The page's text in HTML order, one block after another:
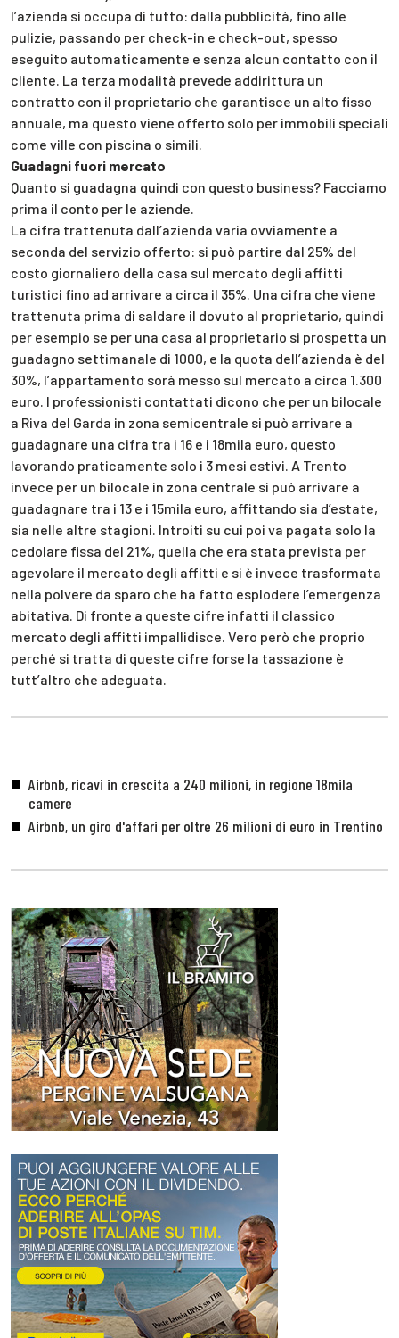
l’azienda si occupa di tutto: dalla pubblicità, fino alle
pulizie, passando per check-in e check-out, spesso
eseguito automaticamente e senza alcun contatto con il
cliente. La terza modalità prevede addirittura un
contratto con il proprietario che garantisce un alto fisso
annuale, ma questo viene offerto solo per immobili speciali
come ville con piscina o simili.
Guadagni fuori mercato
Quanto si guadagna quindi con questo business? Facciamo
prima il conto per le aziende.
La cifra trattenuta dall’azienda varia ovviamente a
seconda del servizio offerto: si può partire dal 25% del
costo giornaliero della casa sul mercato degli affitti
turistici fino ad arrivare a circa il 35%. Una cifra che viene
trattenuta prima di saldare il dovuto al proprietario, quindi
per esempio se per una casa al proprietario si prospetta un
guadagno settimanale di 1000, e la quota dell’azienda è del
30%, l’appartamento sorà messo sul mercato a circa 1.300
euro. I professionisti contattati dicono che per un bilocale
a Riva del Garda in zona semicentrale si può arrivare a
guadagnare una cifra tra i 16 e i 18mila euro, questo
lavorando praticamente solo i 3 mesi estivi. A Trento
invece per un bilocale in zona centrale si può arrivare a
guadagnare tra i 13 e i 15mila euro, affittando sia d’estate,
sia nelle altre stagioni. Introiti su cui poi va pagata solo la
cedolare fissa del 21%, quella che era stata prevista per
agevolare il mercato degli affitti e si è invece trasformata
nella polvere da sparo che ha fatto esplodere l’emergenza
abitativa. Di fronte a queste cifre infatti il classico
mercato degli affitti impallidisce. Vero però che proprio
perché si tratta di queste cifre forse la tassazione è
tutt’altro che adeguata.
Airbnb, ricavi in crescita a 240 milioni, in regione 18mila
camere
Airbnb, un giro d'affari per oltre 26 milioni di euro in Trentino